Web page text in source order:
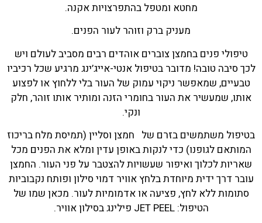
מחטא ומטפל בהתפרצויות אקנה.
מעניק ברק וזוהר לעור הפנים.
טיפולי פנים בחמצן צוברים אוהדים רבים מסביב לעולם ויש
לכך סיבה טובה! מדובר בטיפול אנטי-אייג’ינג מרגיע שכל רכיביו
טבעיים, שמאפשר ניקוי עמוק של העור בלי ללחוץ או לפצוע
אותו, שמעשיר את העור בחומרי הזנה ומותיר אותו זוהר, חלק
ונקי.
בטיפול משתמשים בזרם של חמצן וסליין (תמיסת מלח בריכוז
המותאם לגופנו) כדי לנקות באופן עדין ומלא את הפנים מכל
שאריות לכלוך ואיפור שעשויות להצטבר על פני העור. החמצן
עובר דרך ידית מיוחדת בלחץ אוויר דמוי סילון ופותח נקבוביות
סתומות ללא לחץ, פציעה או אדמומיות לעור. מכאן שמו של
הטיפול: JET PEEL פילינג בסילון אוויר.